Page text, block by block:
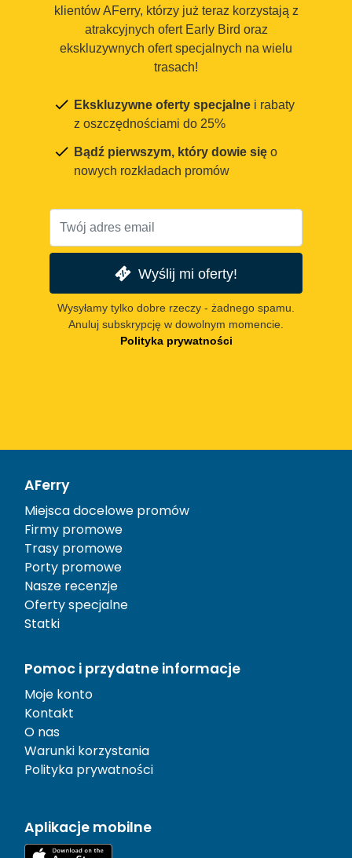
klientów AFerry, którzy już teraz korzystają z
atrakcyjnych ofert Early Bird oraz
ekskluzywnych ofert specjalnych na wielu
trasach!
Ekskluzywne oferty specjalne i rabaty
z oszczędnościami do 25%
Bądź pierwszym, który dowie się o
nowych rozkładach promów
Wyślij mi oferty!
Wysyłamy tylko dobre rzeczy - żadnego spamu.
Anuluj subskrypcję w dowolnym momencie.
Polityka prywatności
AFerry
Miejsca docelowe promów
Firmy promowe
Trasy promowe
Porty promowe
Nasze recenzje
Oferty specjalne
Statki
Pomoc i przydatne informacje
Moje konto
Kontakt
O nas
Warunki korzystania
Polityka prywatności
Aplikacje mobilne